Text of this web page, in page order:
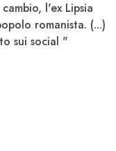
l'ex Lipsia
romanista. (...)
sui social "